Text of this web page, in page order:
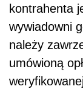
kontrahenta
wywiadowni
należy
umówioną